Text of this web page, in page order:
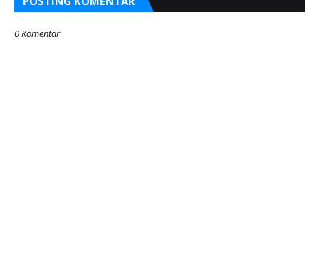
0 Komentar